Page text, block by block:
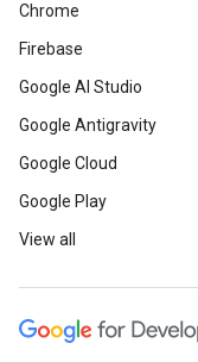
Chrome
Firebase
Google AI Studio
Google Antigravity
Google Cloud
Google Play
View all